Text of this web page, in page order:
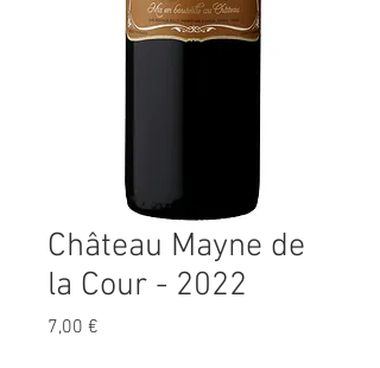
Château Mayne de
la Cour - 2022
7,00 €